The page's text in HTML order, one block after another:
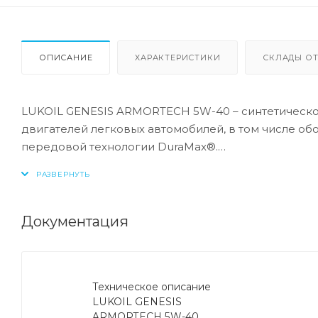
ОПИСАНИЕ ХАРАКТЕРИСТИКИ СКЛАДЫ
LUKOIL GENESIS ARMORTECH 5W-40 –
двигателей легковых автомобилей, в том числе
передовой технологии DuraMax®.
Audi, BMW, Porsche как в гарантийный, так и в
Спецификации:
Документация
Техническое описание
LUKOIL GENESIS